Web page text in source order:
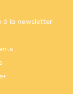
à la newsletter